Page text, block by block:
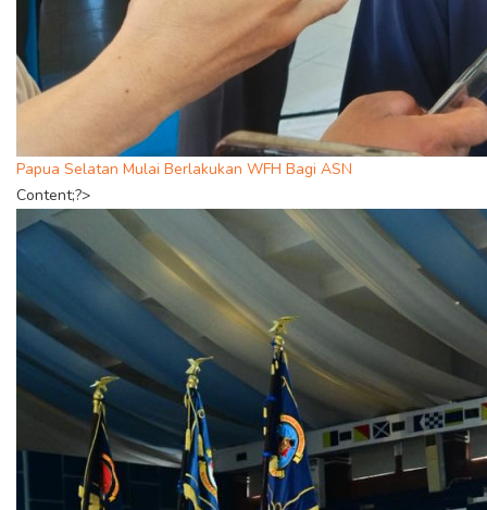
Papua Selatan Mulai Berlakukan WFH Bagi ASN
Content;?>